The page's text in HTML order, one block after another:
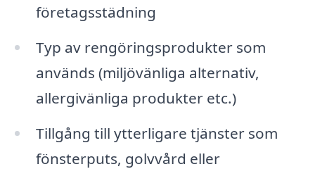
företagsstädning
Typ av rengöringsprodukter som
används (miljövänliga alternativ,
allergivänliga produkter etc.)
Tillgång till ytterligare tjänster som
fönsterputs, golvvård eller